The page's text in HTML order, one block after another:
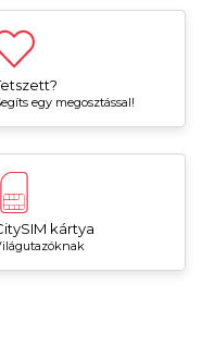
egy megosztással!
kártya